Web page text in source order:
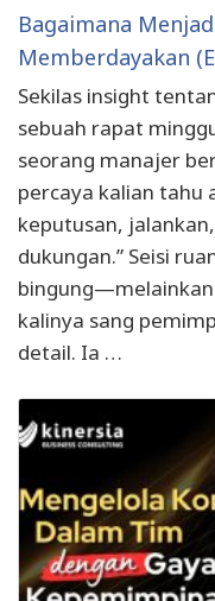
Bagaimana
Memberdayakan
Sekilas insight
sebuah rapat
seorang manajer
percaya kalian tahu
keputusan,
dukungan.” Seisi
kalinya sang
detail. Ia …